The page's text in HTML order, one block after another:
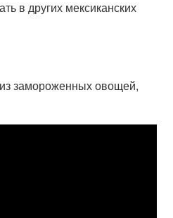
в других мексиканских
из замороженных овощей,